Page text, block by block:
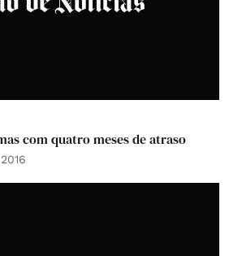
com quatro meses de atraso